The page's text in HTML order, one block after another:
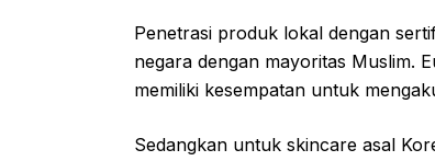
Penetrasi produk lokal dengan
negara dengan mayoritas Muslim.
memiliki kesempatan untuk
Sedangkan untuk skincare asal